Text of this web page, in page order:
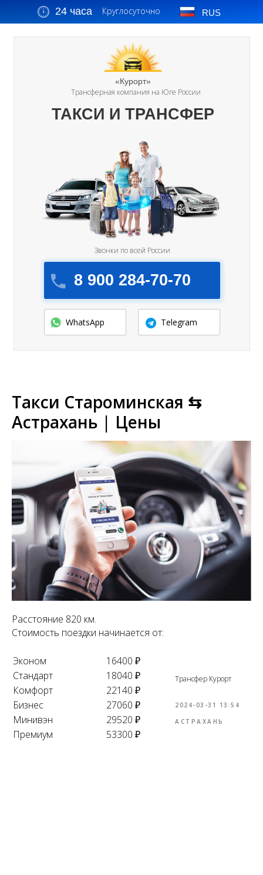
24 часа Круглосуточно RUS
«Курорт»
Трансферная компания на Юге России
8 900 284-70-70
Звонки по всей России
ТАКСИ И ТРАНСФЕР
WhatsApp Telegram
Такси Староминская ⇆
Астрахань | Цены
Расстояние 820 км.
Стоимость поездки начинается от:
Эконом
16400 ₽
Стандарт
18040 ₽
Комфорт
22140 ₽
Бизнес
27060 ₽
Минивэн
29520 ₽
Премиум
53300 ₽
Трансфер Курорт
2024-03-31 13:54
АСТРАХАНЬ